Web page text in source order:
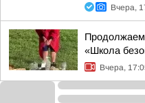
Вчера,
Продолжаем
«Школа
Вчера,